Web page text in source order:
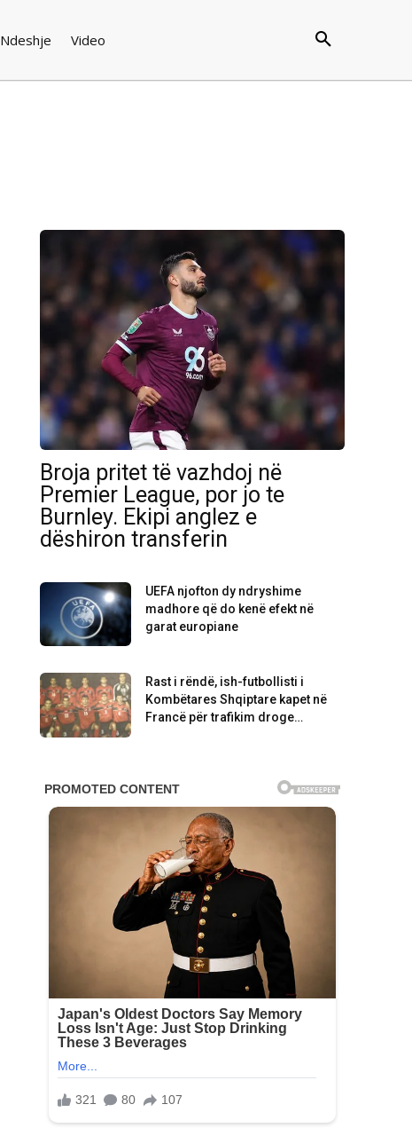
Ndeshje Video
Broja pritet të vazhdoj në
Premier League, por jo te
Burnley. Ekipi anglez e
dëshiron transferin
UEFA njofton dy ndryshime
madhore që do kenë efekt në
garat europiane
Rast i rëndë, ish-futbollisti i
Kombëtares Shqiptare kapet në
Francë për trafikim droge…